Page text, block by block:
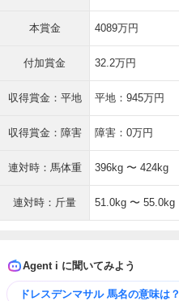
本賞金 4089万円
付加賞金 32.2万円
収得賞金：平地 平地：945万円
収得賞金：障害 障害：0万円
連対時：馬体重 396kg 〜 424kg
連対時：斤量 51.0kg 〜 55.0kg
Agent i に聞いてみよう
ドレスデンマサル 馬名の意味は？